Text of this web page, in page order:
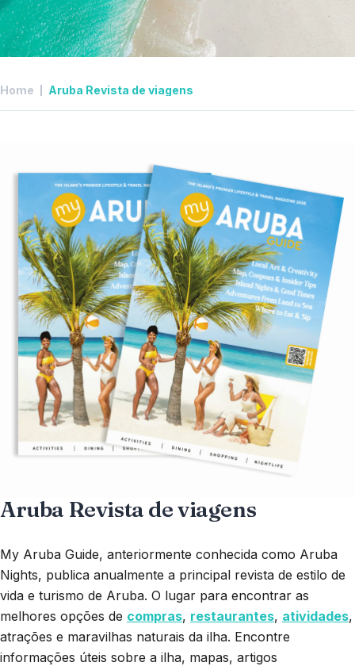
Home Aruba Revista de viagens
Aruba Revista de viagens
My Aruba Guide, anteriormente conhecida como Aruba
Nights, publica anualmente a principal revista de estilo de
vida e turismo de Aruba. O lugar para encontrar as
melhores opções de compras, restaurantes, atividades,
atrações e maravilhas naturais da ilha. Encontre
informações úteis sobre a ilha, mapas, artigos